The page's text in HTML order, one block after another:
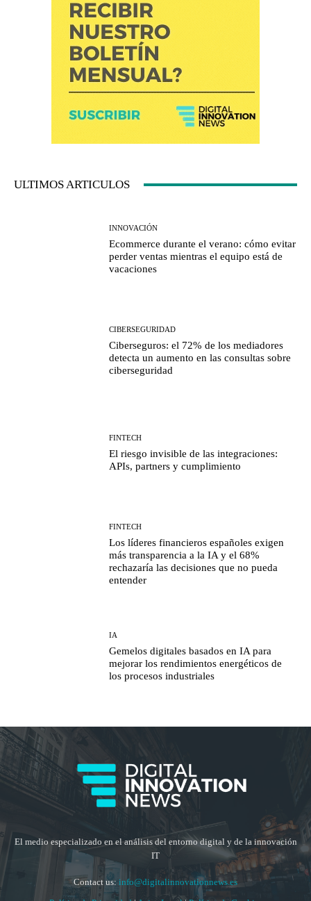
ULTIMOS ARTICULOS
INNOVACIÓN
Ecommerce durante el verano: cómo evitar
perder ventas mientras el equipo está de
vacaciones
CIBERSEGURIDAD
Ciberseguros: el 72% de los mediadores
detecta un aumento en las consultas sobre
ciberseguridad
FINTECH
El riesgo invisible de las integraciones:
APIs, partners y cumplimiento
FINTECH
Los líderes financieros españoles exigen
más transparencia a la IA y el 68%
rechazaría las decisiones que no pueda
entender
IA
Gemelos digitales basados en IA para
mejorar los rendimientos energéticos de
los procesos industriales
El medio especializado en el análisis del entorno digital y de la innovación
IT
Contact us: info@digitalinnovationnews.es